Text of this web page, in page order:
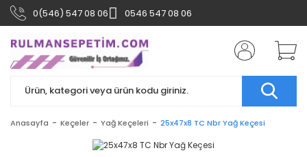
0(546) 547 08 06 0546 547 08 06
Anasayfa Keçeler Yağ Keçeleri 25x47x8 TC Nbr Yağ Keçesi